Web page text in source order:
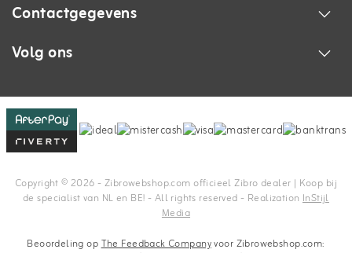
Contactgegevens
Volg ons
Copyright © 2026 - Zibrowebshop.com officieel Zibro dealer | Koop bij
de specialist van NL en BE! - All rights reserved - Realization InStijl
Media
Beoordeling opThe Feedback Companyvoor Zibrowebshop.com: